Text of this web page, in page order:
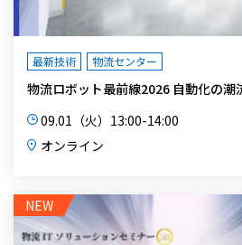
最新技術 物流センター
物流ロボット最前線2026 自動化の潮
09.01（火）13:00-14:00
オンライン